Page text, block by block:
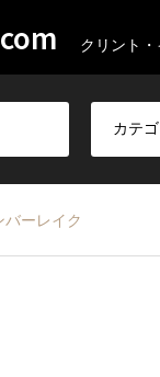
クリント
バーレイク